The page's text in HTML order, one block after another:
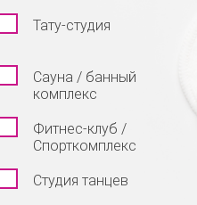
Тату-студия
Сауна / банный
комплекс
Фитнес-клуб /
Спорткомплекс
Студия танцев